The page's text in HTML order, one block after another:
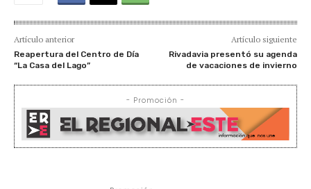
Artículo anterior
Reapertura del Centro de Día
“La Casa del Lago”
Artículo siguiente
Rivadavia presentó su agenda
de vacaciones de invierno
- Promoción -